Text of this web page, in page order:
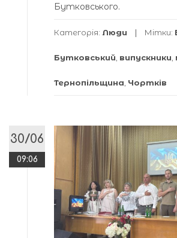
Бутковського.
Категорія: Люди Мітки:
Бутковський випускники
Тернопільщина Чортків
30/06
09:06